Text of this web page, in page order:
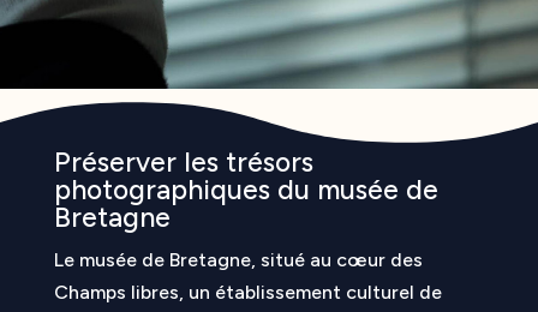
Préserver les trésors
photographiques du musée de
Bretagne
Le musée de Bretagne, situé au cœur des
Champs libres, un établissement culturel de